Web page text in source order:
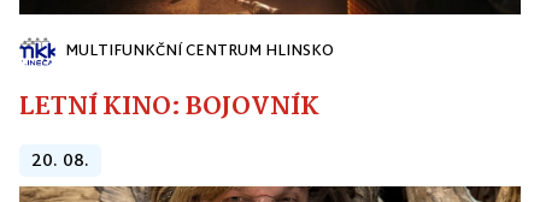
MULTIFUNKČNÍ CENTRUM HLINSKO
LETNÍ KINO: BOJOVNÍK
20. 08.